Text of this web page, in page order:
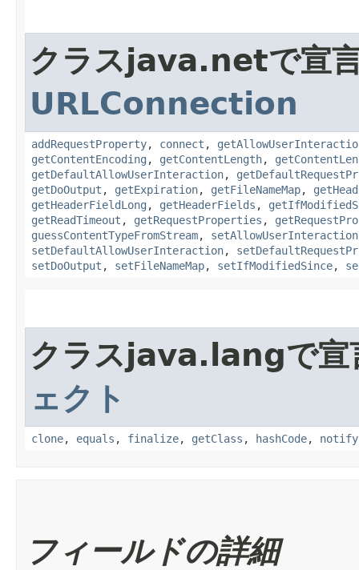
クラスjava.netで宣
URLConnection
addRequestProperty, connect ,
getContentEncoding , getContentLength,
getDefaultAllowUserInteraction,
getDoOutput , getExpiration, getFileNameMap,
getHeaderFieldLong , getHeaderFields ,
getReadTimeout , getRequestProperties ,
guessContentTypeFromStream, setAllowUserInteraction
setDefaultAllowUserInteraction,
setDoOutput , setFileNameMap, setIfModifiedSince,
クラスjava.langで宣
ェクト
clone, equals , finalize, getClass , hashCode, notify
フィールドの詳細